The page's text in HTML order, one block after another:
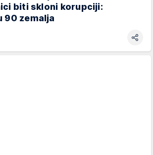
biti skloni korupciji:
90 zemalja